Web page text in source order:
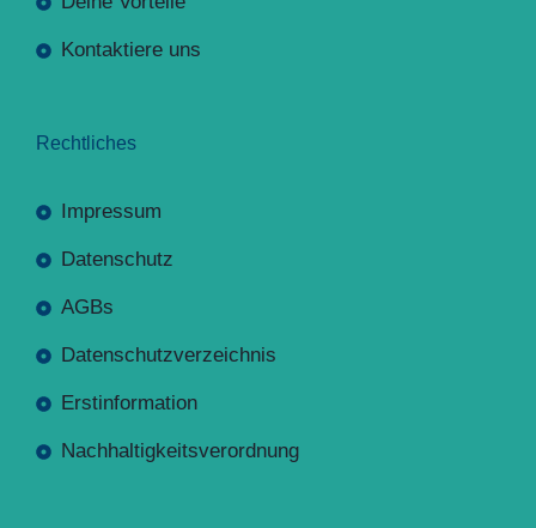
Kontaktiere uns
Rechtliches
Impressum
Datenschutz
AGBs
Datenschutzverzeichnis
Erstinformation
Nachhaltigkeitsverordnung